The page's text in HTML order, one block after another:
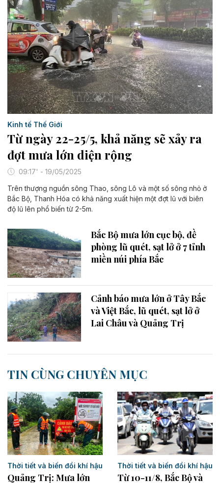
Kinh tế Thế Giới
Từ ngày 22-25/5, khả năng sẽ xảy ra
đợt mưa lớn diện rộng
09:17' - 19/05/2025
Trên thượng nguồn sông Thao, sông Lô và một số sông nhỏ ở
Bắc Bộ, Thanh Hóa có khả năng xuất hiện một đợt lũ với biên
độ lũ lên phổ biến từ 2-5m.
Bắc Bộ mưa lớn cục bộ, đề
phòng lũ quét, sạt lở ở 7 tỉnh
miền núi phía Bắc
Cảnh báo mưa lớn ở Tây Bắc
và Việt Bắc, lũ quét, sạt lở ở
Lai Châu và Quảng Trị
TIN CÙNG CHUYÊN MỤC
Thời tiết và biến đổi khí hậu
Quảng Trị: Mưa lớn
Thời tiết và biến đổi khí hậu
Từ 10-11/8, Bắc Bộ và